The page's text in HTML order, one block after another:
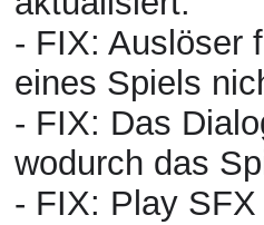
- FIX: Auslöser
eines Spiels
- FIX: Das
wodurch das
- FIX: Play